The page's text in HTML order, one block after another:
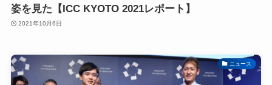
姿を見た【ICC KYOTO 2021レポート】
2021年10月6日
ニュース